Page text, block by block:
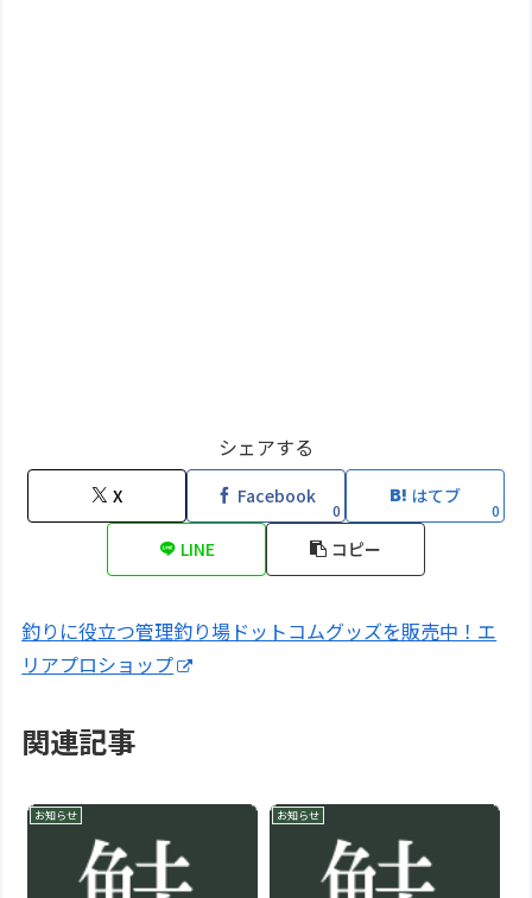
シェアする
X Facebook
0
はてブ
0
LINE コピー
釣りに役立つ管理釣り場ドットコムグッズを販売中！エ
リアプロショップ
関連記事
お知らせ お知らせ